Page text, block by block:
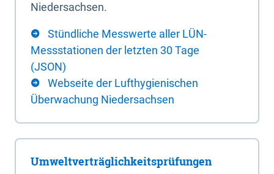
Niedersachsen.
Stündliche Messwerte aller LÜN-
Messstationen der letzten 30 Tage
(JSON)
Webseite der Lufthygienischen
Überwachung Niedersachsen
Umweltverträglichkeitsprüfungen